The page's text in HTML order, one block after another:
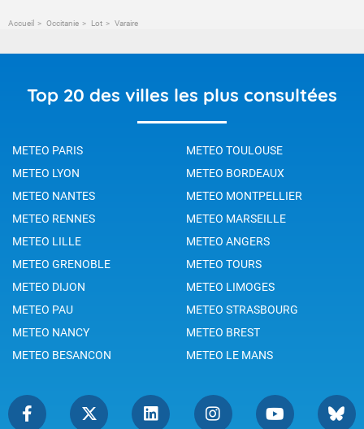
Accueil Occitanie Lot Varaire
Top 20 des villes les plus consultées
METEO PARIS
METEO TOULOUSE
METEO LYON
METEO BORDEAUX
METEO NANTES
METEO MONTPELLIER
METEO RENNES
METEO MARSEILLE
METEO LILLE
METEO ANGERS
METEO GRENOBLE
METEO TOURS
METEO DIJON
METEO LIMOGES
METEO PAU
METEO STRASBOURG
METEO NANCY
METEO BREST
METEO BESANCON
METEO LE MANS